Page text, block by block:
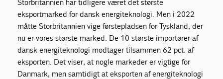
Storbritannien har tidligere været det største
eksportmarked for dansk energiteknologi. Men i 2022
måtte Storbritannien vige førstepladsen for Tyskland, der
nu er vores største marked. De 10 største importører af
dansk energiteknologi modtager tilsammen 62 pct. af
eksporten. Det viser, at nogle markeder er vigtige for
Danmark, men samtidigt at eksporten af energiteknologi